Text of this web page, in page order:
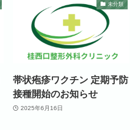
未分類
帯状疱疹ワクチン 定期予防
接種開始のお知らせ
2025年6月16日